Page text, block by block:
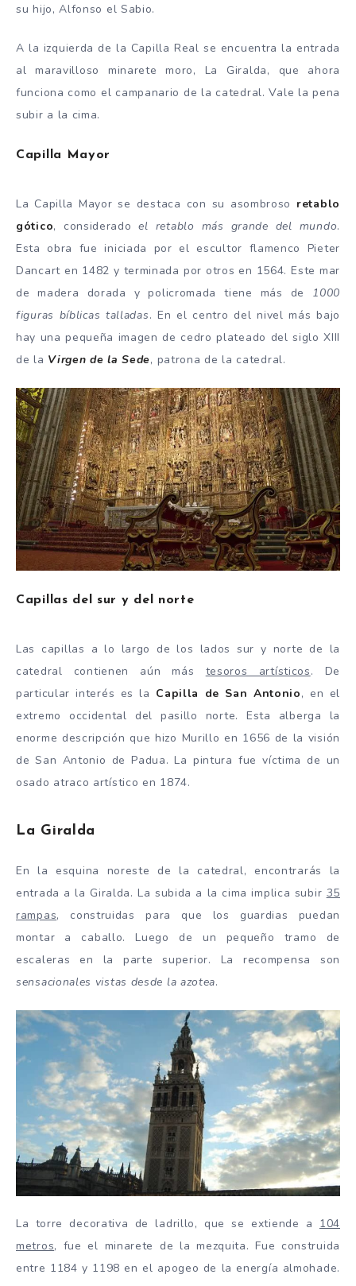
su hijo, Alfonso el Sabio.
A la izquierda de la Capilla Real se encuentra la entrada
al maravilloso minarete moro, La Giralda, que ahora
funciona como el campanario de la catedral. Vale la pena
subir a la cima.
Capilla Mayor
La Capilla Mayor se destaca con su asombroso retablo
gótico, consideradoel retablo más grande del mundo.
Esta obra fue iniciada por el escultor flamenco Pieter
Dancart en 1482 y terminada por otros en 1564. Este mar
de madera dorada y policromada tiene más de 1000
figuras bíblicas talladas. En el centro del nivel más bajo
hay una pequeña imagen de cedro plateado del siglo XIII
de la Virgen de la Sede, patrona de la catedral.
Capillas del sur y del norte
Las capillas a lo largo de los lados sur y norte de la
catedral contienen aún más tesoros artísticos. De
particular interés es la Capilla de San Antonio, en el
extremo occidental del pasillo norte. Esta alberga la
enorme descripción que hizo Murillo en 1656 de la visión
de San Antonio de Padua. La pintura fue víctima de un
osado atraco artístico en 1874.
La Giralda
En la esquina noreste de la catedral, encontrarás la
entrada a la Giralda. La subida a la cima implica subir 35
rampas, construidas para que los guardias puedan
montar a caballo. Luego de un pequeño tramo de
escaleras en la parte superior. La recompensa son
sensacionales vistas desde la azotea.
La torre decorativa de ladrillo, que se extiende a 104
metros, fue el minarete de la mezquita. Fue construida
entre 1184 y 1198 en el apogeo de la energía almohade.